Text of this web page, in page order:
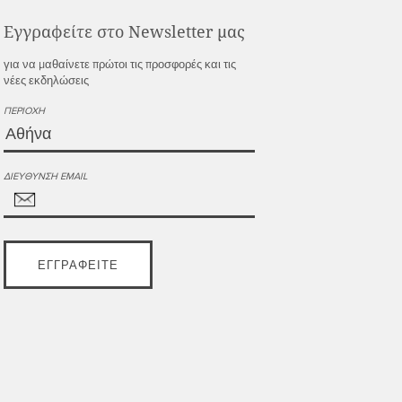
Εγγραφείτε στο Newsletter μας
για να μαθαίνετε πρώτοι τις προσφορές και τις
νέες εκδηλώσεις
ΠΕΡΙΟΧΉ
ΔΙΕΎΘΥΝΣΗ EMAIL
ΕΓΓΡΑΦΕΊΤΕ